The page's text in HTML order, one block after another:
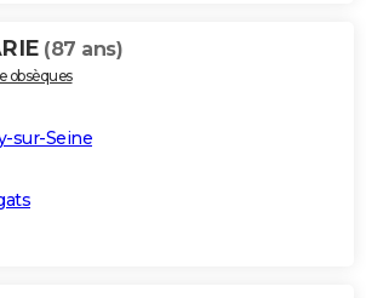
(87 ans)
obsèques
sur-Seine